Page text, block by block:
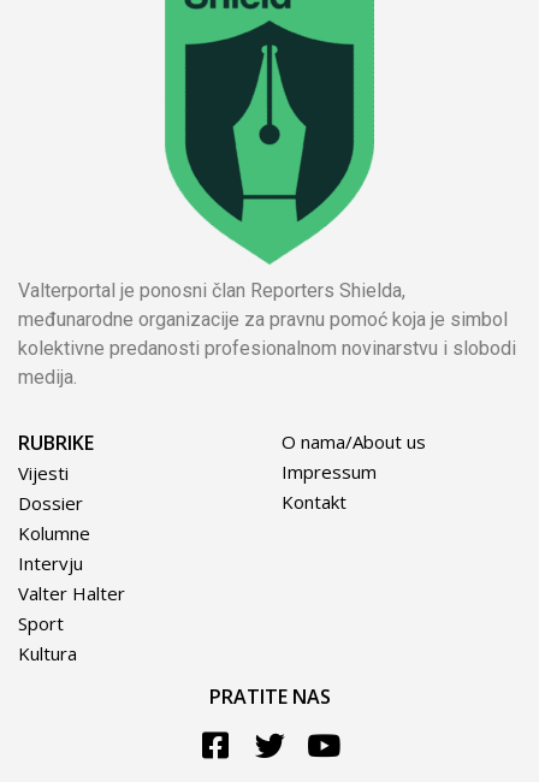
Valterportal je ponosni član Reporters Shielda,
međunarodne organizacije za pravnu pomoć koja je simbol
kolektivne predanosti profesionalnom novinarstvu i slobodi
medija.
RUBRIKE
Vijesti
Dossier
Kolumne
Intervju
Valter Halter
Sport
Kultura
O nama/About us
Impressum
Kontakt
PRATITE NAS